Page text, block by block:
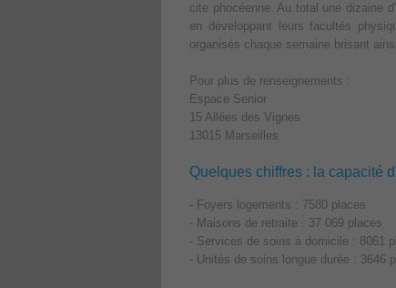
cite phocéenne. Au total une dizaine
en développant leurs facultés
organisés chaque semaine brisant
Pour plus de renseignements :
Espace Senior
15 Allées des Vignes
13015 Marseilles
Quelques chiffres : la capacité
- Foyers logements : 7580 places
- Maisons de retraite : 37 069 places
- Services de soins à domicile : 8061
- Unités de soins longue durée : 3646